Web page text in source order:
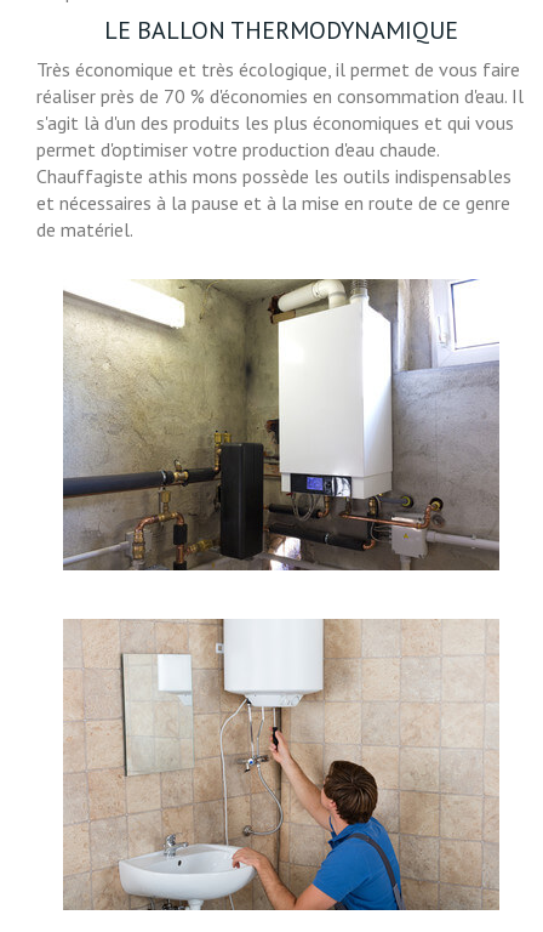
LE BALLON THERMODYNAMIQUE
Très économique et très écologique, il permet de vous faire
réaliser près de 70 % d'économies en consommation d'eau. Il
s'agit là d'un des produits les plus économiques et qui vous
permet d'optimiser votre production d'eau chaude.
Chauffagiste athis mons possède les outils indispensables
et nécessaires à la pause et à la mise en route de ce genre
de matériel.